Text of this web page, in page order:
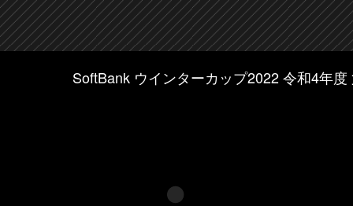
SoftBank ウインターカップ2022 令和4年